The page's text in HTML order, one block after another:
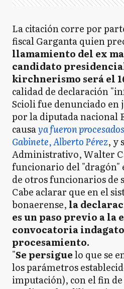
La citación corre por
fiscal Garganta quien
llamamiento del ex
candidato
kirchnerismo será el
calidad de declaración
Scioli fue denunciado en
por la diputada nacional
causaya fueron
Gabinete, Alberto Pérez, y
Administrativo, Walter
funcionario del "dragón"
de otros funcionarios de
Cabe aclarar que en el
bonaerense, la
es un paso previo a la
convocatoria
procesamiento.
"Se persiguelo que se
los parámetros
imputación), con el fin